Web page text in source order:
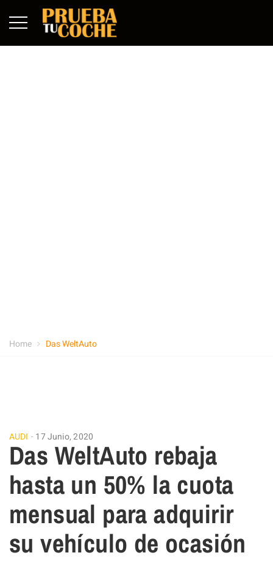
Home Das WeltAuto
AUDI 17 Junio, 2020
Das WeltAuto rebaja
hasta un 50% la cuota
mensual para adquirir
su vehículo de ocasión